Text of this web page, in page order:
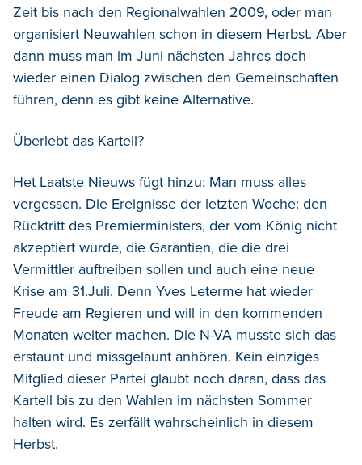
Zeit bis nach den Regionalwahlen 2009, oder man
organisiert Neuwahlen schon in diesem Herbst. Aber
dann muss man im Juni nächsten Jahres doch
wieder einen Dialog zwischen den Gemeinschaften
führen, denn es gibt keine Alternative.
Überlebt das Kartell?
Het Laatste Nieuws fügt hinzu: Man muss alles
vergessen. Die Ereignisse der letzten Woche: den
Rücktritt des Premierministers, der vom König nicht
akzeptiert wurde, die Garantien, die die drei
Vermittler auftreiben sollen und auch eine neue
Krise am 31.Juli. Denn Yves Leterme hat wieder
Freude am Regieren und will in den kommenden
Monaten weiter machen. Die N-VA musste sich das
erstaunt und missgelaunt anhören. Kein einziges
Mitglied dieser Partei glaubt noch daran, dass das
Kartell bis zu den Wahlen im nächsten Sommer
halten wird. Es zerfällt wahrscheinlich in diesem
Herbst.